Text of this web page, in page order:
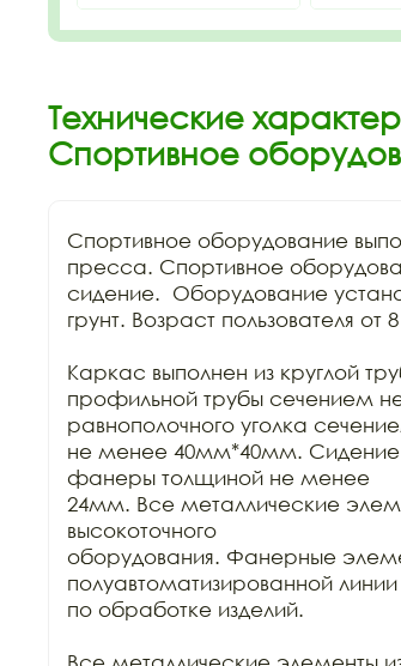
Технические
Спортивное
Спортивное оборудование
пресса. Спортивное
сидение.  Оборудование
грунт. Возраст пользователя от
Каркас выполнен из круглой
профильной трубы сечением
равнополочного уголка
не менее 40мм*40мм. Сидение
фанеры толщиной не менее
24мм. Все металлические
высокоточного
оборудования. Фанерные
полуавтоматизированной линии
по обработке изделий.